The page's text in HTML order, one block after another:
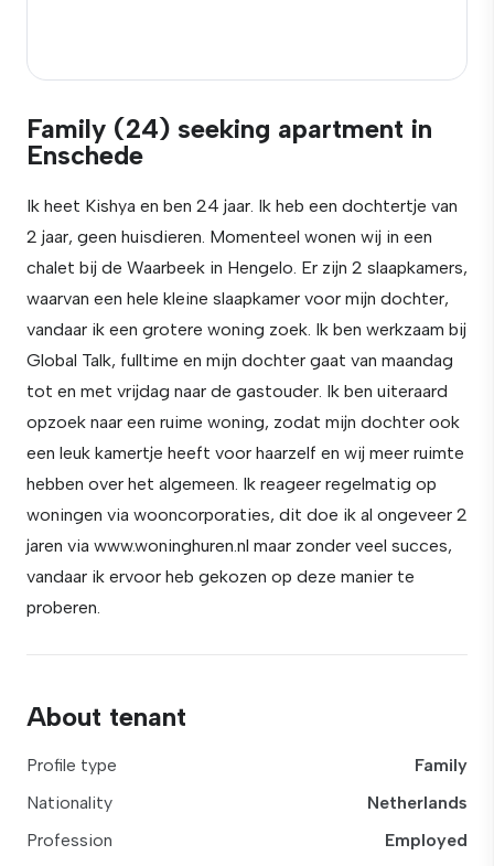
Family (24) seeking apartment in
Enschede
Ik heet Kishya en ben 24 jaar. Ik heb een dochtertje van
2 jaar, geen huisdieren. Momenteel wonen wij in een
chalet bij de Waarbeek in Hengelo. Er zijn 2 slaapkamers,
waarvan een hele kleine slaapkamer voor mijn dochter,
vandaar ik een grotere woning zoek. Ik ben werkzaam bij
Global Talk, fulltime en mijn dochter gaat van maandag
tot en met vrijdag naar de gastouder. Ik ben uiteraard
opzoek naar een ruime woning, zodat mijn dochter ook
een leuk kamertje heeft voor haarzelf en wij meer ruimte
hebben over het algemeen. Ik reageer regelmatig op
woningen via wooncorporaties, dit doe ik al ongeveer 2
jaren via www.woninghuren.nl maar zonder veel succes,
vandaar ik ervoor heb gekozen op deze manier te
proberen.
About tenant
Profile type
Family
Nationality
Netherlands
Profession
Employed